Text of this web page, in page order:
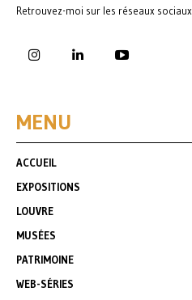
Retrouvez-moi sur les réseaux sociaux.
MENU
ACCUEIL
EXPOSITIONS
LOUVRE
MUSÉES
PATRIMOINE
WEB-SÉRIES